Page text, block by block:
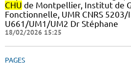
CHU de Montpellier, Institut de
Fonctionnelle, UMR CNRS 5203/
U661/UM1/UM2 Dr Stéphane
18/02/2026 15:25
PAGES